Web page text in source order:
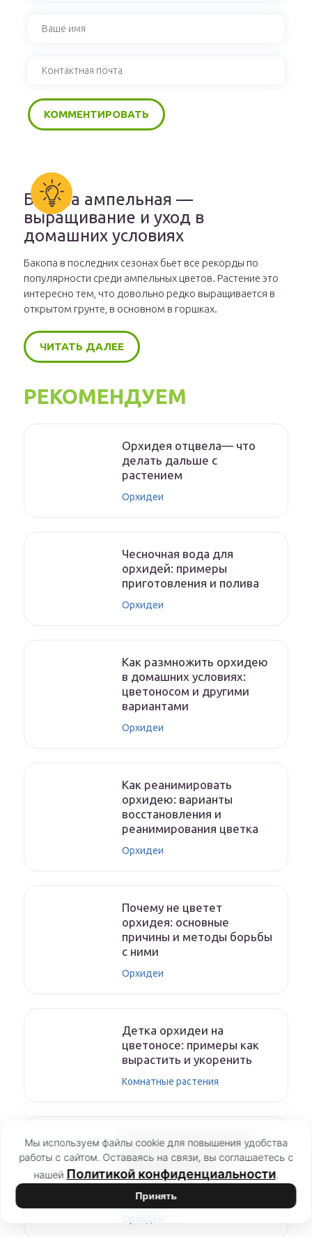
Бакопа ампельная —
выращивание и уход в
домашних условиях
Бакопа в последних сезонах бьет все рекорды по
популярности среди ампельных цветов. Растение это
интересно тем, что довольно редко выращивается в
открытом грунте, в основном в горшках.
ЧИТАТЬ ДАЛЕЕ
РЕКОМЕНДУЕМ
Орхидея отцвела— что
делать дальше с
растением
Орхидеи
Чесночная вода для
орхидей: примеры
приготовления и полива
Орхидеи
Как размножить орхидею
в домашних условиях:
цветоносом и другими
вариантами
Орхидеи
Как реанимировать
орхидею: варианты
восстановления и
реанимирования цветка
Орхидеи
Почему не цветет
орхидея: основные
причины и методы борьбы
с ними
Орхидеи
Детка орхидеи на
цветоносе: примеры как
вырастить и укоренить
Комнатные растения
Можно ли пересаживать
цветущую орхидею:
количество раз и
необходимость
процедуры
Орхидеи
Мы используем файлы cookie для повышения удобства
работы с сайтом. Оставаясь на связи, вы соглашаетесь с
нашей Политикой конфиденциальности.
Принять